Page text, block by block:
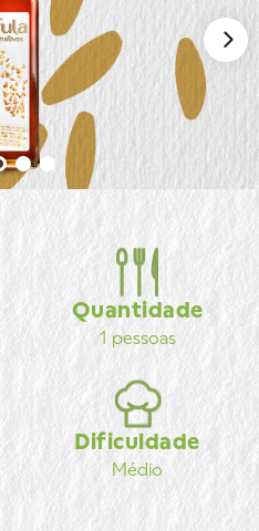
Quantidade
1 pessoas
Dificuldade
Médio